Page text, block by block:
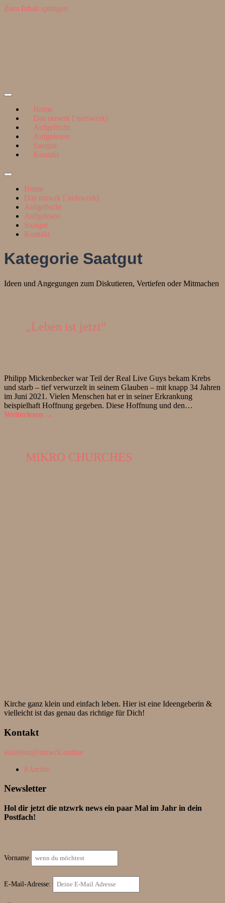
Zum Inhalt springen
Home
Das ntzwrk [ˈnɛtswɛrk]
Aufgefischt
Aufgelesen
Saatgut
Kontakt
Suchfeld
ein-/ausblenden
Home
Das ntzwrk [ˈnɛtswɛrk]
Aufgefischt
Aufgelesen
Saatgut
Kontakt
Kategorie Saatgut
Ideen und Angegungen zum Diskutieren, Vertiefen oder Mitmachen
„Leben ist jetzt“
Philipp Mickenbecker war Teil der Real Live Guys bekam Krebs
und starb – tief verwurzelt in seinem Glauben – mit knapp 34 Jahren
im Juni 2021. Vielen Menschen hat er in seiner Erkrankung
beispielhaft Hoffnung gegeben. Diese Hoffnung und den…
Weiterlesen →
MIKRO CHURCHES
Kirche ganz klein und einfach leben. Hier ist eine Ideengeberin &
vielleicht ist das genau das richtige für Dich!
Kontakt
assistenz@ntzwrk.online
Archiv
Newsletter
Hol dir jetzt die ntzwrk news ein paar Mal im Jahr in dein
Postfach!
Vorname
E-Mail-Adresse: